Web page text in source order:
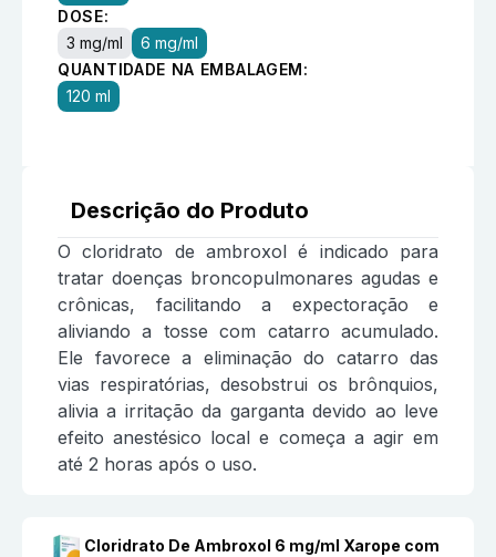
DOSE:
3 mg/ml
6 mg/ml
QUANTIDADE NA EMBALAGEM:
120 ml
Descrição do Produto
O cloridrato de ambroxol é indicado para
tratar doenças broncopulmonares agudas e
crônicas, facilitando a expectoração e
aliviando a tosse com catarro acumulado.
Ele favorece a eliminação do catarro das
vias respiratórias, desobstrui os brônquios,
alivia a irritação da garganta devido ao leve
efeito anestésico local e começa a agir em
até 2 horas após o uso.
Cloridrato De Ambroxol 6 mg/ml Xarope com